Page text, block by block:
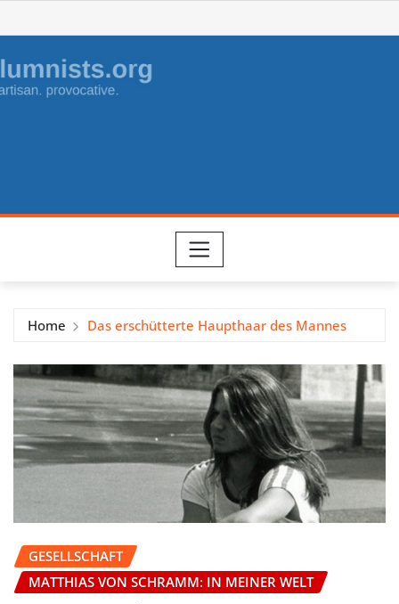
to
content
Home Das erschütterte Haupthaar des Mannes
GESELLSCHAFT
MATTHIAS VON SCHRAMM: IN MEINER WELT